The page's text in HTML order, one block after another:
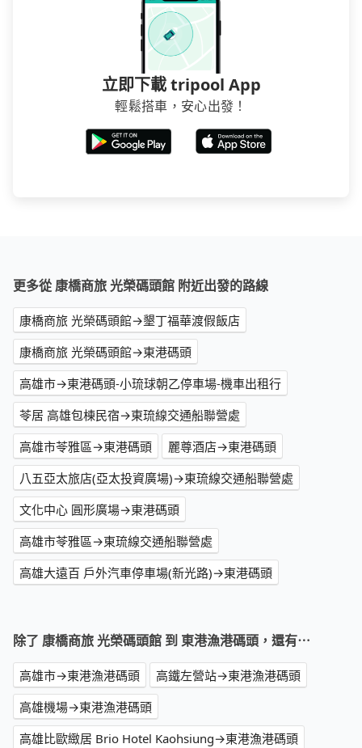
立即下載 tripool App
輕鬆搭車，安心出發！
更多從 康橋商旅 光榮碼頭館 附近出發的路線
康橋商旅 光榮碼頭館→墾丁福華渡假飯店
康橋商旅 光榮碼頭館→東港碼頭
高雄市→東港碼頭-小琉球朝乙停車場-機車出租行
苓居 高雄包棟民宿→東琉線交通船聯營處
高雄市苓雅區→東港碼頭
麗尊酒店→東港碼頭
八五亞太旅店(亞太投資廣場)→東琉線交通船聯營處
文化中心 圓形廣場→東港碼頭
高雄市苓雅區→東琉線交通船聯營處
高雄大遠百 戶外汽車停車場(新光路)→東港碼頭
除了 康橋商旅 光榮碼頭館 到 東港漁港碼頭，還有⋯
高雄市→東港漁港碼頭
高鐵左營站→東港漁港碼頭
高雄機場→東港漁港碼頭
高雄比歐緻居 Brio Hotel Kaohsiung→東港漁港碼頭